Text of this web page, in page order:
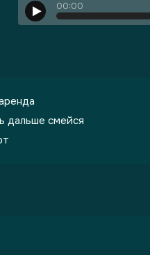
00:00
дальше смейся